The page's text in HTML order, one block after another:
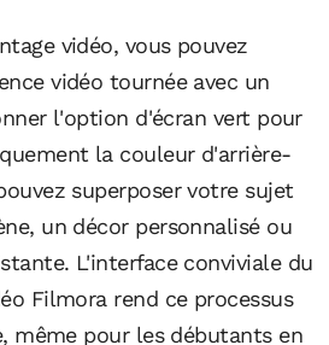
vidéo, vous pouvez
vidéo tournée avec un
l'option d'écran vert pour
la couleur d'arrière-
superposer votre sujet
un décor personnalisé ou
L'interface conviviale du
Filmora rend ce processus
même pour les débutants en